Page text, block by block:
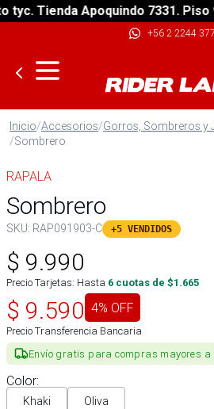
Tienda Apoquindo 7331. Piso 9.
+56 2 2244
Inicio/Accesorios/Gorros, Sombreros y
/Sombrero
RAPALA
Sombrero
SKU: RAP091903-C +5 VENDIDOS
$ 9.990
Precio Tarjetas: Hasta 6 cuotas de $1.665
$ 9.590 4% OFF
Precio Transferencia Bancaria
Envío gratis para compras mayores a
Color:
Khaki Oliva